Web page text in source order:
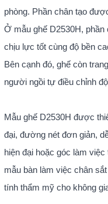
phòng. Phần chân tạo
Ở mẫu ghế D2530H,
chịu lực tốt cùng độ bền
Bên cạnh đó, ghế còn
người ngồi tự điều chỉnh
Mẫu ghế D2530H được
đại, đường nét đơn giản,
hiện đại hoặc góc làm
mẫu bàn làm việc chân
tính thẩm mỹ cho không